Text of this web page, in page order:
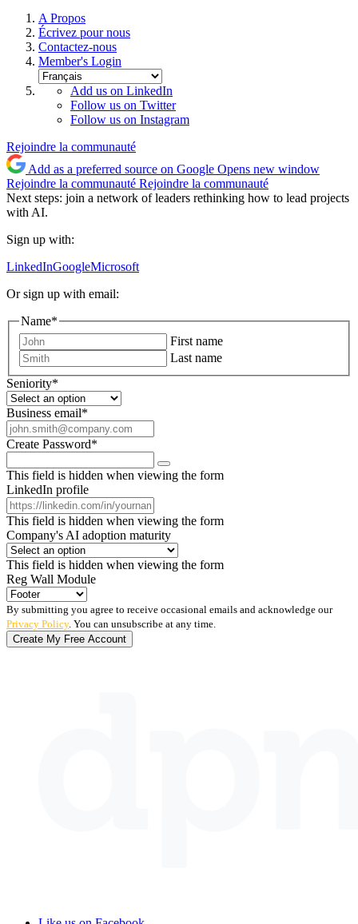
A Propos
Écrivez pour nous
Contactez-nous
Member's Login
Add us on LinkedIn
Follow us on Twitter
Follow us on Instagram
Rejoindre la communauté
Add as a preferred source on Google Opens new window
Rejoindre la communauté Rejoindre la communauté
Next steps: join a network of leaders rethinking how to lead projects
with AI.
Sign up with:
LinkedInGoogleMicrosoft
Or sign up with email:
Name*
First name
Last name
Seniority*
Business email*
Create Password*
This field is hidden when viewing the form
LinkedIn profile
This field is hidden when viewing the form
Company's AI adoption maturity
This field is hidden when viewing the form
Reg Wall Module
By submitting you agree to receive occasional emails and acknowledge our
Privacy Policy. You can unsubscribe at any time.